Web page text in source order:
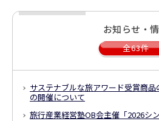
お知らせ・
全63件
サステナブルな旅アワード受賞商品
の開催について
旅行産業経営塾OB会主催「2026シ